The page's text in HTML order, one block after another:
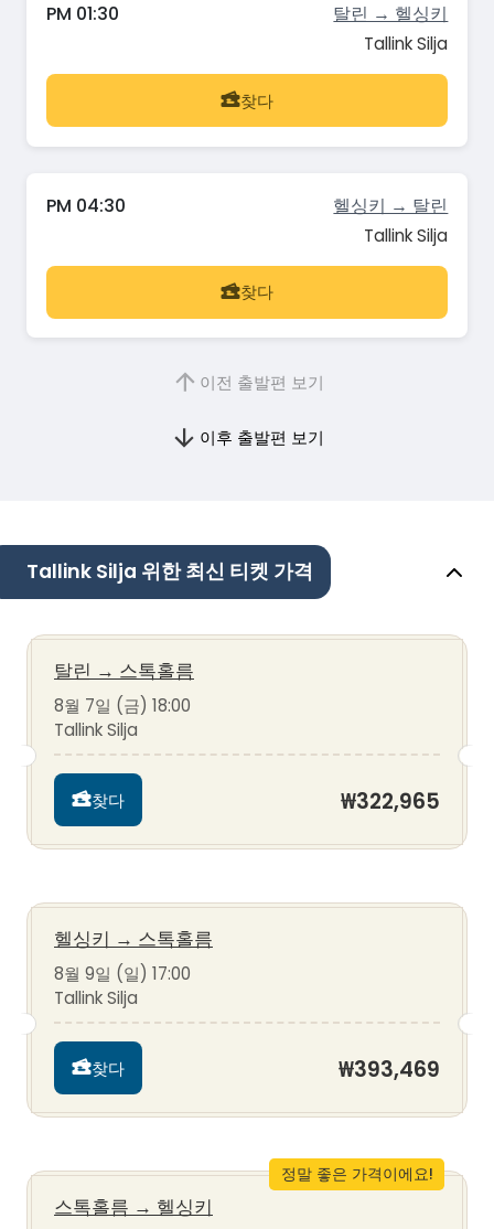
PM 01:30 탈린 → 헬싱키
Tallink Silja
찾다
PM 04:30 헬싱키 → 탈린
Tallink Silja
찾다
이전 출발편 보기
이후 출발편 보기
Tallink Silja 위한 최신 티켓 가격
탈린 → 스톡홀름
8월 7일 (금) 18:00
Tallink Silja
찾다 ₩322,965
헬싱키 → 스톡홀름
8월 9일 (일) 17:00
Tallink Silja
찾다 ₩393,469
정말 좋은 가격이에요!
스톡홀름 → 헬싱키